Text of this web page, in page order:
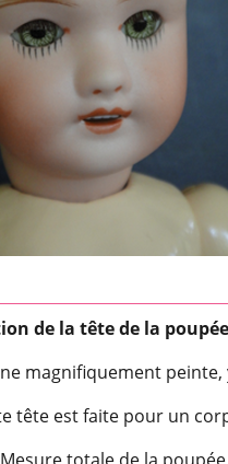
de la tête de la
magnifiquement
tête est faite pour un